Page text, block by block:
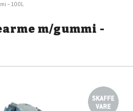
- 100L
m/gummi -